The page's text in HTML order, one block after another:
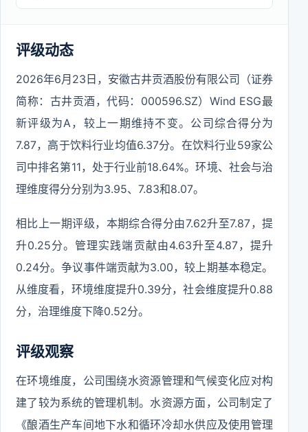
评级动态
2026年6月23日，安徽古井贡酒股份有限公司（证券
简称：古井贡酒，代码：000596.SZ）Wind ESG最
新评级为A，较上一期维持不变。公司综合得分为
7.87，高于饮料行业均值6.37分。在饮料行业59家公
司中排名第11，处于行业前18.64%。环境、社会与治
理维度得分分别为3.95、7.83和8.07。
相比上一期评级，本期综合得分由7.62升至7.87，提
升0.25分。管理实践端贡献由4.63升至4.87，提升
0.24分。争议事件端贡献为3.00，较上期基本稳定。
从维度看，环境维度提升0.39分，社会维度提升0.88
分，治理维度下降0.52分。
评级观察
在环境维度，公司围绕水资源管理和气候变化应对构
建了较为系统的管理机制。水资源方面，公司制定了
《酿酒生产车间地下水和循环冷却水供应及使用管理